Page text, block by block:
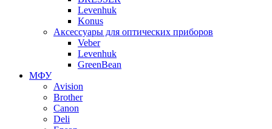
Levenhuk
Konus
Аксессуары для оптических приборов
Veber
Levenhuk
GreenBean
МФУ
Avision
Brother
Canon
Deli